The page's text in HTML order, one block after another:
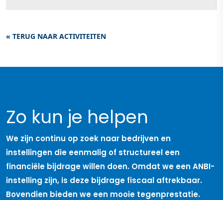
« TERUG NAAR ACTIVITEITEN
Zo kun je helpen
We zijn continu op zoek naar bedrijven en
instellingen die eenmalig of structureel een
financiële bijdrage willen doen. Omdat we een ANBI-
instelling zijn, is deze bijdrage fiscaal aftrekbaar.
Bovendien bieden we een mooie tegenprestatie.